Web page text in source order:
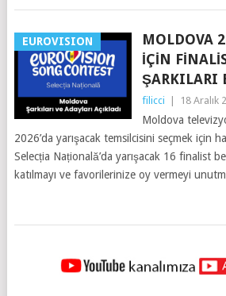
EUROVISION
MOLDOVA
İÇIN
ŞARKILARI
filicci 18 Aralık
Moldova
2026’da yarışacak temsilcisini seçmek için
Selecția Națională’da yarışacak 16 finalist
katılmayı ve favorilerinize oy vermeyi
YAZILAR